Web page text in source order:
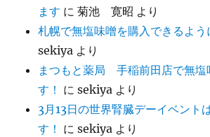
ます に菊池 寛昭 より
札幌で無塩味噌を購入できるよう
sekiya より
まつもと薬局 手稲前田店で無塩
す！ にsekiya より
3月13日の世界腎臓デーイベント
す！ にsekiya より